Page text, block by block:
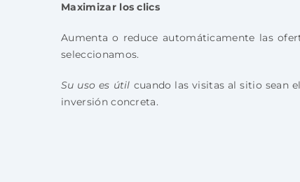
Maximizar los clics
Aumenta o reduce automáticamente las
seleccionamos.
Su uso es útil cuando las visitas al sitio sean
inversión concreta.